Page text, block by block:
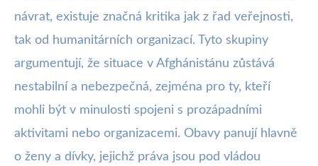
návrat, existuje značná kritika jak z řad veřejnosti,
tak od humanitárních organizací. Tyto skupiny
argumentují, že situace v Afghánistánu zůstává
nestabilní a nebezpečná, zejména pro ty, kteří
mohli být v minulosti spojeni s prozápadními
aktivitami nebo organizacemi. Obavy panují hlavně
o ženy a dívky, jejichž práva jsou pod vládou